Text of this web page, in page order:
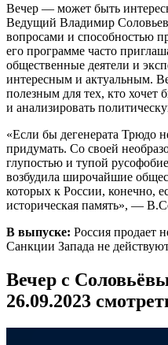
Вечер — может быть
Ведущий Владимир
вопросами и способностью
его программе часто
общественные деятели и
интересным и актуальным.
полезным для тех, кто хочет
и анализировать
«Если бы дегенерата Трюдо
придумать. Со своей
глупостью и тупой
возбудила широчайшие
которых к России, конечно,
историческая память», —
В выпуске: Россия продает
Санкции Запада не
Вечер с
26.09.2023